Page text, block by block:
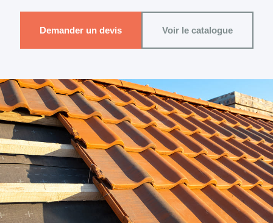
Demander un devis Voir le catalogue